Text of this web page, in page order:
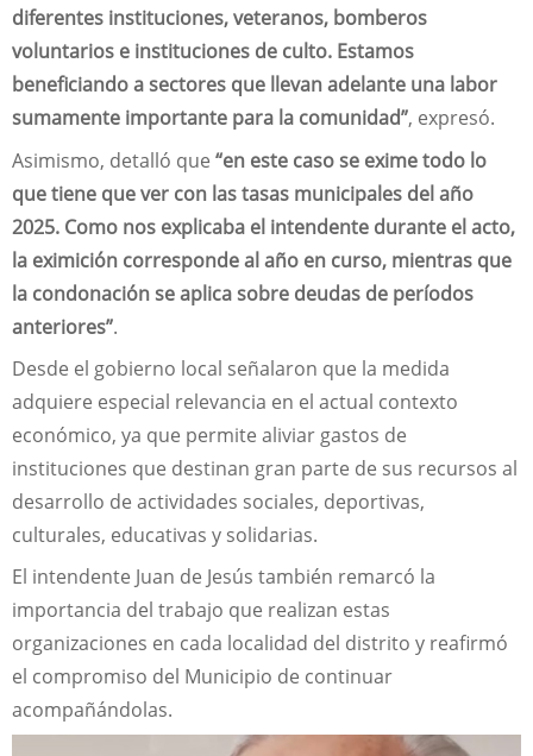
diferentes instituciones, veteranos, bomberos
voluntarios e instituciones de culto. Estamos
beneficiando a sectores que llevan adelante una labor
sumamente importante para la comunidad”, expresó.
Asimismo, detalló que “en este caso se exime todo lo
que tiene que ver con las tasas municipales del año
2025. Como nos explicaba el intendente durante el acto,
la eximición corresponde al año en curso, mientras que
la condonación se aplica sobre deudas de períodos
anteriores”.
Desde el gobierno local señalaron que la medida
adquiere especial relevancia en el actual contexto
económico, ya que permite aliviar gastos de
instituciones que destinan gran parte de sus recursos al
desarrollo de actividades sociales, deportivas,
culturales, educativas y solidarias.
El intendente Juan de Jesús también remarcó la
importancia del trabajo que realizan estas
organizaciones en cada localidad del distrito y reafirmó
el compromiso del Municipio de continuar
acompañándolas.